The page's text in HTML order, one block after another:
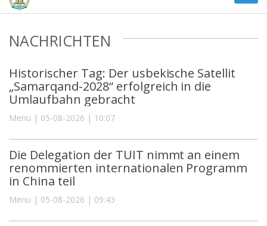
NACHRICHTEN
Historischer Tag: Der usbekische Satellit
„Samarqand-2028“ erfolgreich in die
Umlaufbahn gebracht
Menu | 05-08-2026 | 10:07
Die Delegation der TUIT nimmt an einem
renommierten internationalen Programm
in China teil
Menu | 05-08-2026 | 09:43